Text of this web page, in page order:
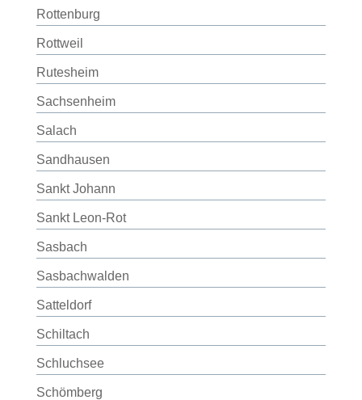
Rottenburg
Rottweil
Rutesheim
Sachsenheim
Salach
Sandhausen
Sankt Johann
Sankt Leon-Rot
Sasbach
Sasbachwalden
Satteldorf
Schiltach
Schluchsee
Schömberg